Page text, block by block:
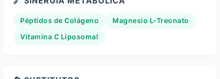
Péptidos de Colágeno Magnesio L-Treonato
Vitamina C Liposomal